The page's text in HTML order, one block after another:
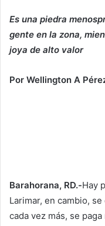
Es una piedra
gente en la zona,
joya de alto valor
Por Wellington A
Barahorana, RD.-Hay
Larimar, en cambio,
cada vez más, se